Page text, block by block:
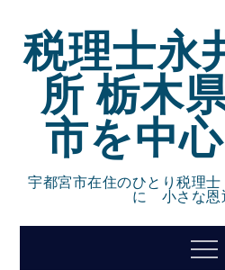
content
税理士永
所 栃木
市を中
宇都宮市在住のひとり税理
に 小さな恩
Menu